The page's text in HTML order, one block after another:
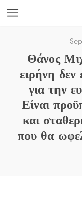
Θάνος
ειρήνη δεν
για την
Είναι
και
που θα